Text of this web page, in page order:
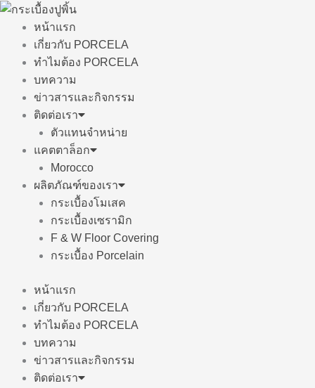
Skip
content
หน้าแรก
เกี่ยวกับ PORCELA
ทำไมต้อง PORCELA
บทความ
ข่าวสารและกิจกรรม
ติดต่อเรา
ตัวแทนจำหน่าย
แคตตาล็อก
Morocco
ผลิตภัณฑ์ของเรา
กระเบื้องโมเสค
กระเบื้องเซรามิก
F & W Floor Covering
กระเบื้อง Porcelain
หน้าแรก
เกี่ยวกับ PORCELA
ทำไมต้อง PORCELA
บทความ
ข่าวสารและกิจกรรม
ติดต่อเรา